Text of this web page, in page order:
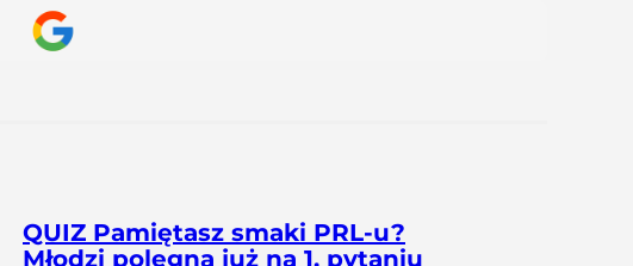
QUIZ Pamiętasz smaki PRL-u?
Młodzi polegną już na 1. pytaniu